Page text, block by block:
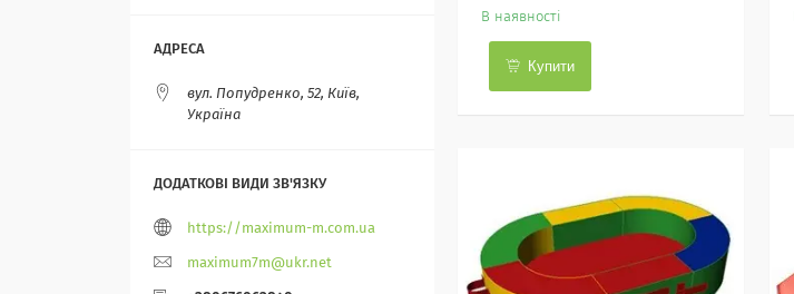
В наявності
Купити
вул. Попудренко, 52, Київ,
Україна
https://maximum-m.com.ua
maximum7m@ukr.net